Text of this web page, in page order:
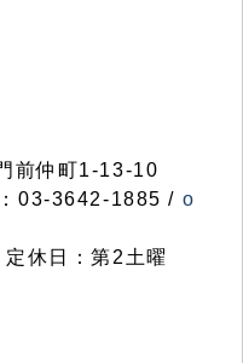
前仲町1-13-10
03-3642-1885 / o
休日：第2土曜